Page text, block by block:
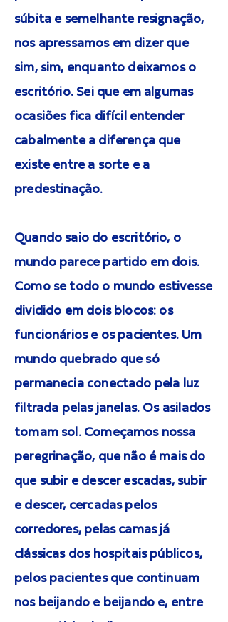
súbita e semelhante resignação,
nos apressamos em dizer que
sim, sim, enquanto deixamos o
escritório. Sei que em algumas
ocasiões fica difícil entender
cabalmente a diferença que
existe entre a sorte e a
predestinação.
Quando saio do escritório, o
mundo parece partido em dois.
Como se todo o mundo estivesse
dividido em dois blocos: os
funcionários e os pacientes. Um
mundo quebrado que só
permanecia conectado pela luz
filtrada pelas janelas. Os asilados
tomam sol. Começamos nossa
peregrinação, que não é mais do
que subir e descer escadas, subir
e descer, cercadas pelos
corredores, pelas camas já
clássicas dos hospitais públicos,
pelos pacientes que continuam
nos beijando e beijando e, entre